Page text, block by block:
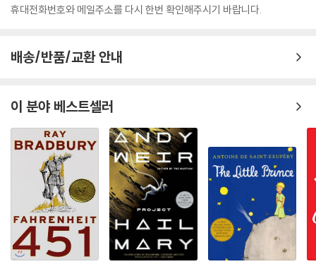
휴대전화번호와 메일주소를 다시 한번 확인해주시기 바랍니다.
배송/반품/교환 안내
이 분야 베스트셀러